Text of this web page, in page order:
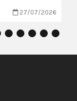
27/07/2026